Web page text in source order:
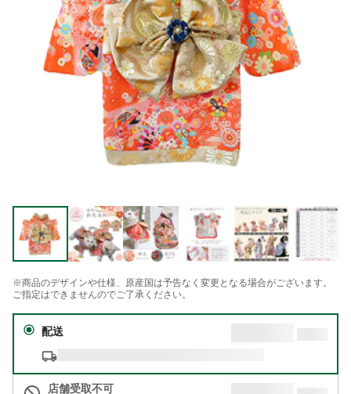
※商品のデザインや仕様、原産国は予告なく変更となる場合がございます。
ご指定はできませんのでご了承ください。
配送
店舗受取不可